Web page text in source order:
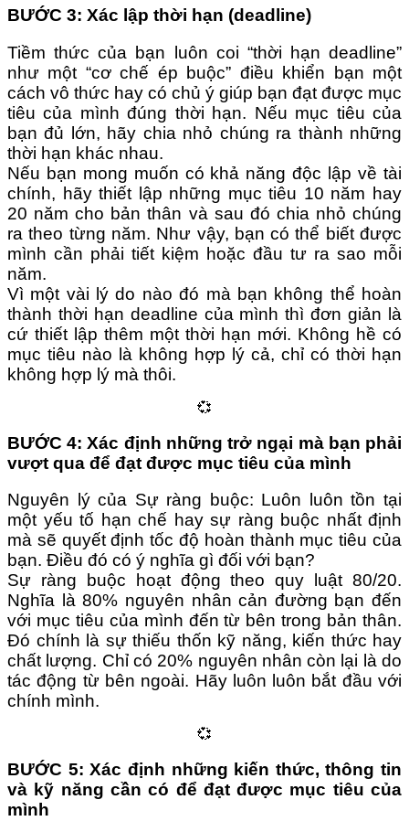
BƯỚC 3: Xác lập thời hạn (deadline)
Tiềm thức của bạn luôn coi “thời hạn deadline”
như một “cơ chế ép buộc” điều khiển bạn một
cách vô thức hay có chủ ý giúp bạn đạt được mục
tiêu của mình đúng thời hạn. Nếu mục tiêu của
bạn đủ lớn, hãy chia nhỏ chúng ra thành những
thời hạn khác nhau.
Nếu bạn mong muốn có khả năng độc lập về tài
chính, hãy thiết lập những mục tiêu 10 năm hay
20 năm cho bản thân và sau đó chia nhỏ chúng
ra theo từng năm. Như vậy, bạn có thể biết được
mình cần phải tiết kiệm hoặc đầu tư ra sao mỗi
năm.
Vì một vài lý do nào đó mà bạn không thể hoàn
thành thời hạn deadline của mình thì đơn giản là
cứ thiết lập thêm một thời hạn mới. Không hề có
mục tiêu nào là không hợp lý cả, chỉ có thời hạn
không hợp lý mà thôi.
💞
BƯỚC 4: Xác định những trở ngại mà bạn phải
vượt qua để đạt được mục tiêu của mình
Nguyên lý của Sự ràng buộc: Luôn luôn tồn tại
một yếu tố hạn chế hay sự ràng buộc nhất định
mà sẽ quyết định tốc độ hoàn thành mục tiêu của
bạn. Điều đó có ý nghĩa gì đối với bạn?
Sự ràng buộc hoạt động theo quy luật 80/20.
Nghĩa là 80% nguyên nhân cản đường bạn đến
với mục tiêu của mình đến từ bên trong bản thân.
Đó chính là sự thiếu thốn kỹ năng, kiến thức hay
chất lượng. Chỉ có 20% nguyên nhân còn lại là do
tác động từ bên ngoài. Hãy luôn luôn bắt đầu với
chính mình.
💞
BƯỚC 5: Xác định những kiến thức, thông tin
và kỹ năng cần có để đạt được mục tiêu của
mình